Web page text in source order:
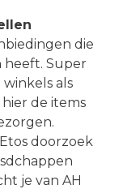
die
heeft. Super
als
de items
doorzoek
je van AH